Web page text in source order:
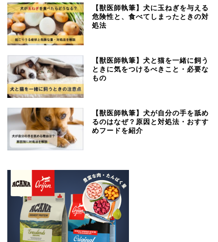
【獣医師執筆】犬に玉ねぎを与える
危険性と、食べてしまったときの対
処法
【獣医師執筆】犬と猫を一緒に飼う
ときに気をつけるべきこと・必要な
もの
【獣医師執筆】犬が自分の手を舐め
るのはなぜ？原因と対処法・おすす
めフードを紹介